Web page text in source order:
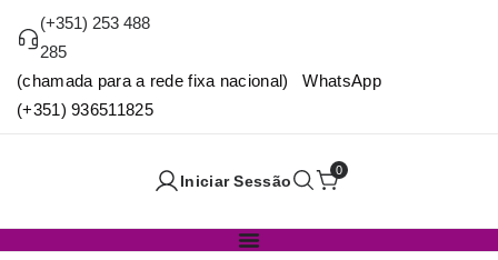
(+351) 253 488
285
(chamada para a rede fixa nacional) WhatsApp
(+351) 936511825
Iniciar Sessão
0